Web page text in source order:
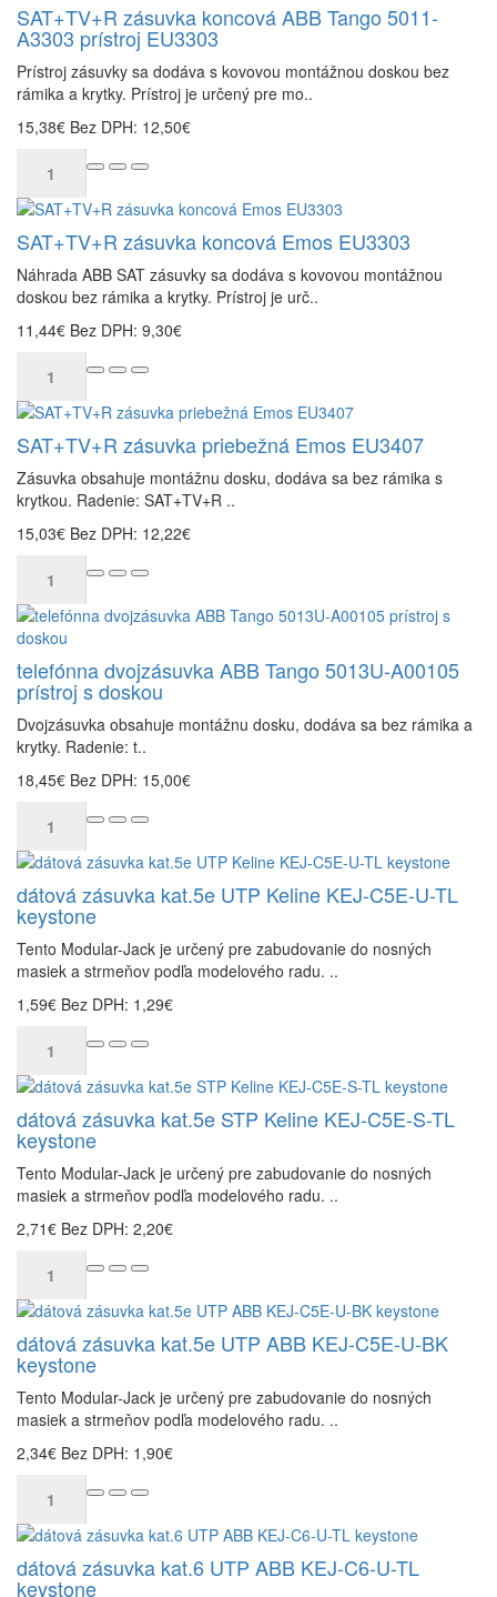
SAT+TV+R zásuvka koncová ABB Tango 5011-
A3303 prístroj EU3303
Prístroj zásuvky sa dodáva s kovovou montážnou doskou bez
rámika a krytky. Prístroj je určený pre mo..
15,38€ Bez DPH: 12,50€
SAT+TV+R zásuvka koncová Emos EU3303
Náhrada ABB SAT zásuvky sa dodáva s kovovou montážnou
doskou bez rámika a krytky. Prístroj je urč..
11,44€ Bez DPH: 9,30€
SAT+TV+R zásuvka priebežná Emos EU3407
Zásuvka obsahuje montážnu dosku, dodáva sa bez rámika s
krytkou. Radenie: SAT+TV+R ..
15,03€ Bez DPH: 12,22€
telefónna dvojzásuvka ABB Tango 5013U-A00105
prístroj s doskou
Dvojzásuvka obsahuje montážnu dosku, dodáva sa bez rámika a
krytky. Radenie: t..
18,45€ Bez DPH: 15,00€
dátová zásuvka kat.5e UTP Keline KEJ-C5E-U-TL
keystone
Tento Modular-Jack je určený pre zabudovanie do nosných
masiek a strmeňov podľa modelového radu. ..
1,59€ Bez DPH: 1,29€
dátová zásuvka kat.5e STP Keline KEJ-C5E-S-TL
keystone
Tento Modular-Jack je určený pre zabudovanie do nosných
masiek a strmeňov podľa modelového radu. ..
2,71€ Bez DPH: 2,20€
dátová zásuvka kat.5e UTP ABB KEJ-C5E-U-BK
keystone
Tento Modular-Jack je určený pre zabudovanie do nosných
masiek a strmeňov podľa modelového radu. ..
2,34€ Bez DPH: 1,90€
dátová zásuvka kat.6 UTP ABB KEJ-C6-U-TL
keystone